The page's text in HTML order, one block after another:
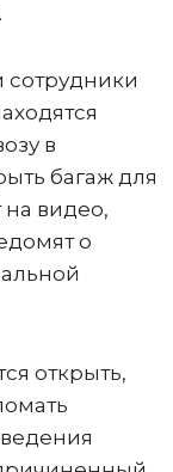
сотрудники
в
багаж для
на видео,
о
открыть,